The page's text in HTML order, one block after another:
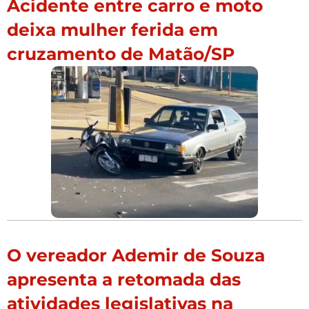
Acidente entre carro e moto
deixa mulher ferida em
cruzamento de Matão/SP
O vereador Ademir de Souza
apresenta a retomada das
atividades legislativas na